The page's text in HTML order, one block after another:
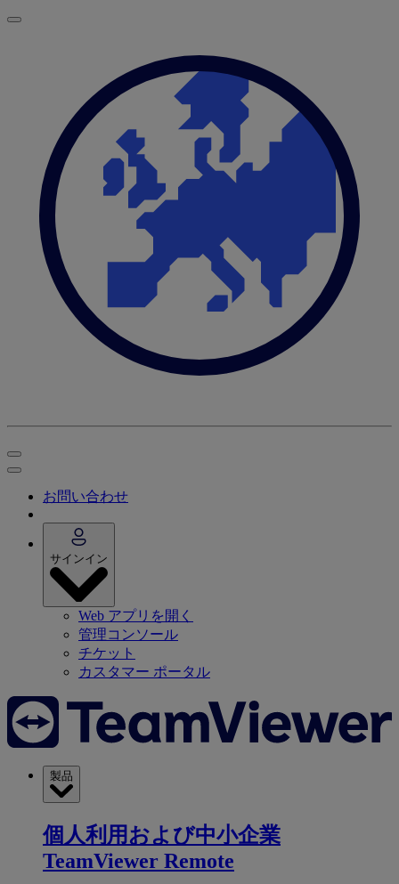
お問い合わせ
サインイン
Web アプリを開く
管理コンソール
チケット
カスタマー ポータル
製品
個人利用および中小企業
TeamViewer Remote